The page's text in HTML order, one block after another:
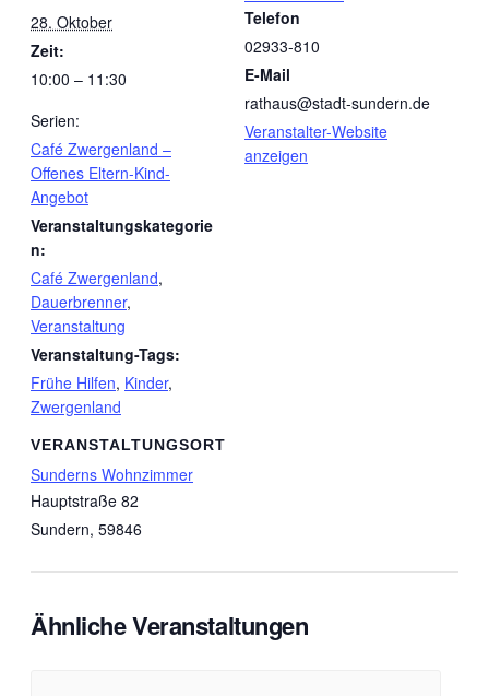
28. Oktober
Zeit:
10:00 – 11:30
Serien:
Café Zwergenland –
Offenes Eltern-Kind-
Angebot
Veranstaltungskategorie
n:
Café Zwergenland,
Dauerbrenner,
Veranstaltung
Veranstaltung-Tags:
Frühe Hilfen, Kinder,
Zwergenland
VERANSTALTUNGSORT
Sunderns Wohnzimmer
Hauptstraße 82
Sundern, 59846
Telefon
02933-810
E-Mail
rathaus@stadt-sundern.de
Veranstalter-Website
anzeigen
Ähnliche Veranstaltungen